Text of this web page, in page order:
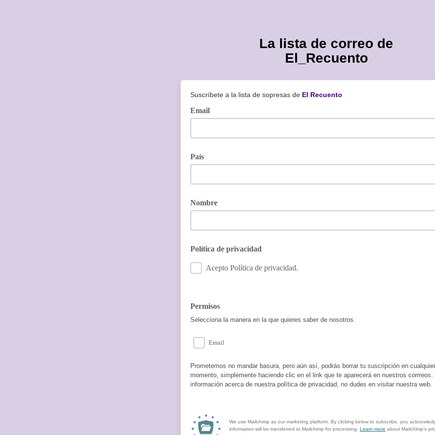
La lista de correo de
El_Recuento
Suscríbete a la lista de sopresas de El Recuento
Email
País
Nombre
Política de privacidad
Acepto Política de privacidad.
Permisos
Selecciona la manera en la que quieres saber de nosotros.
Email
Prometemos no mandar basura, pero aún así, podrás borrar tu suscripción en cualquier
momento, simplemente haciendo clic en el link que te aparecerá en nuestros corrreos.
información acerca de nuestra política de privacidad, no dudes en visitar nuestra web.
We use Mailchimp as our marketing platform. By clicking below to subscribe, you
information will be transferred to Mailchimp for processing. Learn more about Mailchimp's